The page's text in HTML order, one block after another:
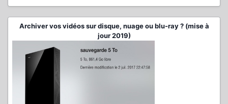
Archiver vos vidéos sur disque, nuage ou blu-ray ? (mise à
jour 2019)